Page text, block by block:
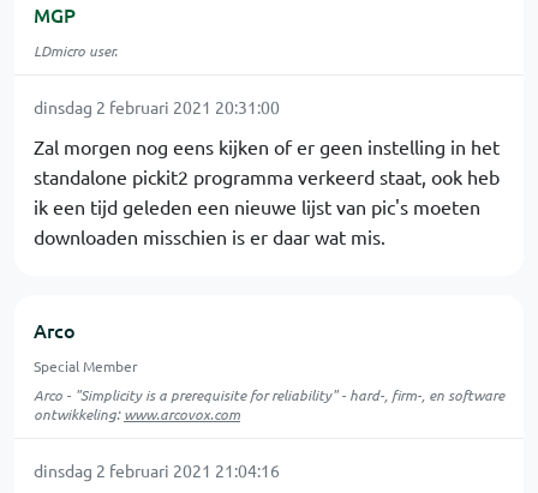
MGP
LDmicro user.
dinsdag 2 februari 2021 20:31:00
Zal morgen nog eens kijken of er geen instelling in het
standalone pickit2 programma verkeerd staat, ook heb
ik een tijd geleden een nieuwe lijst van pic's moeten
downloaden misschien is er daar wat mis.
Arco
Special Member
Arco - "Simplicity is a prerequisite for reliability" - hard-, firm-, en software
ontwikkeling:www.arcovox.com
dinsdag 2 februari 2021 21:04:16